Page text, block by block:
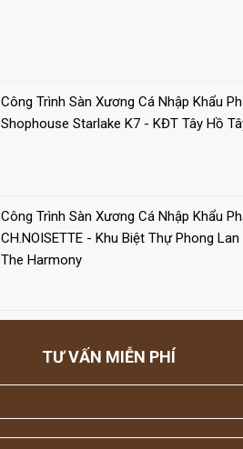
Công Trình Sàn Xương Cá Nhập Khẩu
Shophouse Starlake K7 - KĐT Tây Hồ
Công Trình Sàn Xương Cá Nhập Khẩu
CH.NOISETTE - Khu Biệt Thự Phong
The Harmony
TƯ VẤN MIỄN PHÍ